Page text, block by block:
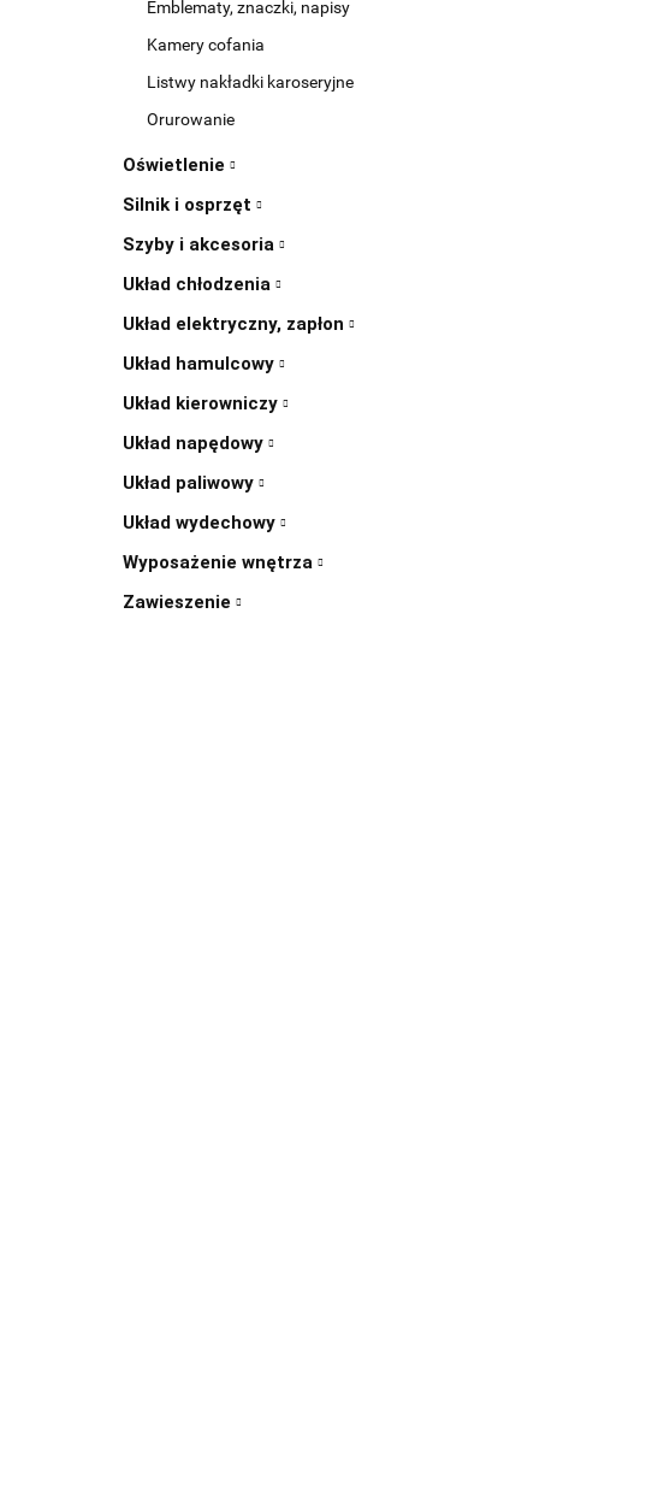
Emblematy, znaczki, napisy
Kamery cofania
Listwy nakładki karoseryjne
Orurowanie
Oświetlenie
Silnik i osprzęt
Szyby i akcesoria
Układ chłodzenia
Układ elektryczny, zapłon
Układ hamulcowy
Układ kierowniczy
Układ napędowy
Układ paliwowy
Układ wydechowy
Wyposażenie wnętrza
Zawieszenie